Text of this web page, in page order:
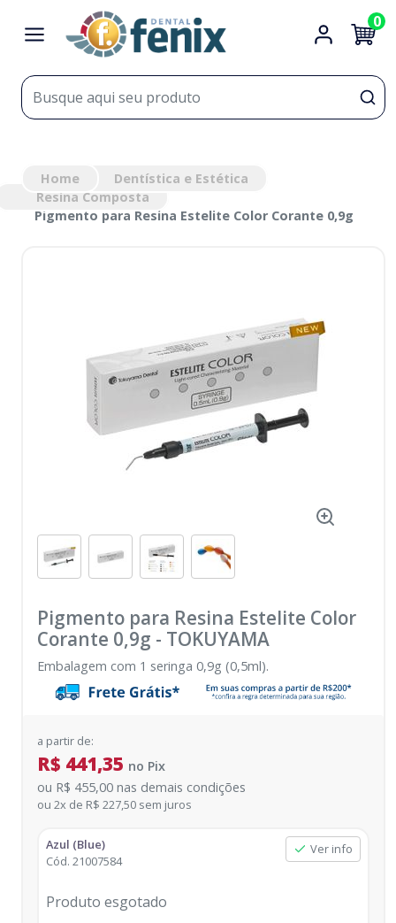
0
Home
Dentística e Estética
Resina Composta
Pigmento para Resina Estelite Color Corante 0,9g
Pigmento para Resina Estelite Color
Corante 0,9g - TOKUYAMA
Embalagem com 1 seringa 0,9g (0,5ml).
a partir de:
R$ 441,35 no Pix
ou R$ 455,00 nas demais condições
ou 2x de R$ 227,50 sem juros
Azul (Blue)
Cód. 21007584
Ver info
Produto esgotado